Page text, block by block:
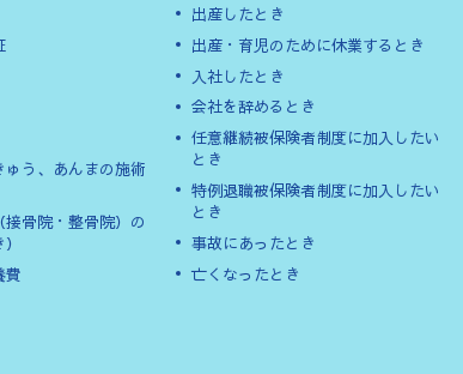
う、あんまの施術
骨院・整骨院）の
費
出産したとき
出産・育児のために休業するとき
入社したとき
会社を辞めるとき
任意継続被保険者制度に加入したい
とき
特例退職被保険者制度に加入したい
とき
事故にあったとき
亡くなったとき